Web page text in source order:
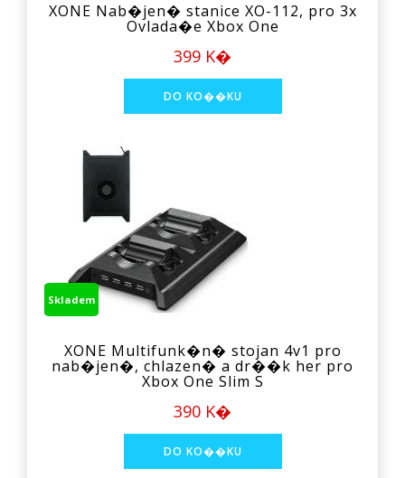
XONE Nab�jen� stanice XO-112, pro 3x
Ovlada�e Xbox One
399 K�
Skladem
XONE Multifunk�n� stojan 4v1 pro
nab�jen�, chlazen� a dr��k her pro
Xbox One Slim S
390 K�